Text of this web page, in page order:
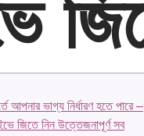
আপনার ভাগ্য নির্ধারণ হতে পারে –
জিতে নিন উত্তেজনাপূর্ণ সব